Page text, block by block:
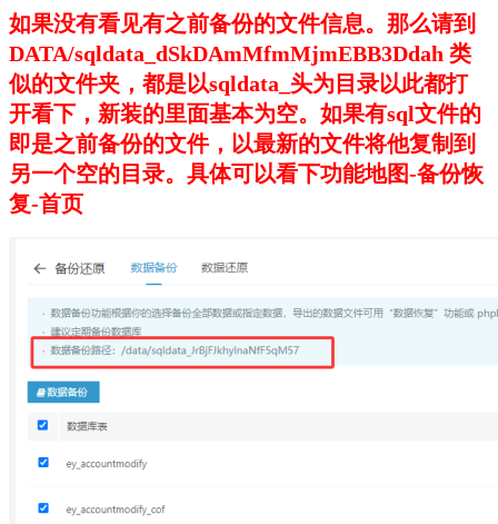
如果没有看见有之前备份的文件信息。那么请到
DATA/sqldata_dSkDAmMfmMjmEBB3Ddah 类
似的文件夹，都是以sqldata_头为目录以此都打
开看下，新装的里面基本为空。如果有sql文件的
即是之前备份的文件，以最新的文件将他复制到
另一个空的目录。具体可以看下功能地图-备份恢
复-首页